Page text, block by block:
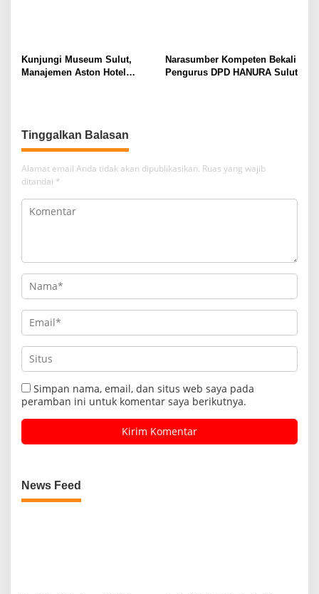
Kunjungi Museum Sulut,
Manajemen Aston Hotel
Narasumber Kompeten Bekali
Pengurus DPD HANURA Sulut
Tinggalkan Balasan
Alamat email Anda tidak akan dipublikasikan. Ruas yang wajib
ditandai *
Simpan nama, email, dan situs web saya pada
peramban ini untuk komentar saya berikutnya.
News Feed